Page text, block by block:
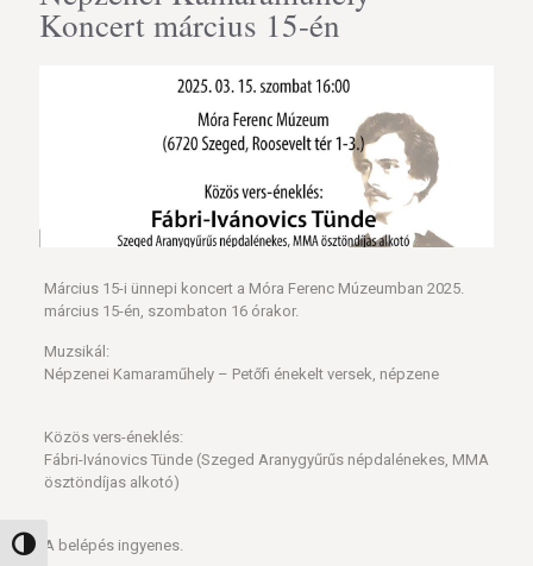
Nagy kontraszt váltása
Koncert március 15-én
Március 15-i ünnepi koncert a Móra Ferenc Múzeumban 2025.
március 15-én, szombaton 16 órakor.
Muzsikál:
Népzenei Kamaraműhely – Petőfi énekelt versek, népzene
Közös vers-éneklés:
Fábri-Ivánovics Tünde (Szeged Aranygyűrűs népdalénekes, MMA
ösztöndíjas alkotó)
A belépés ingyenes.